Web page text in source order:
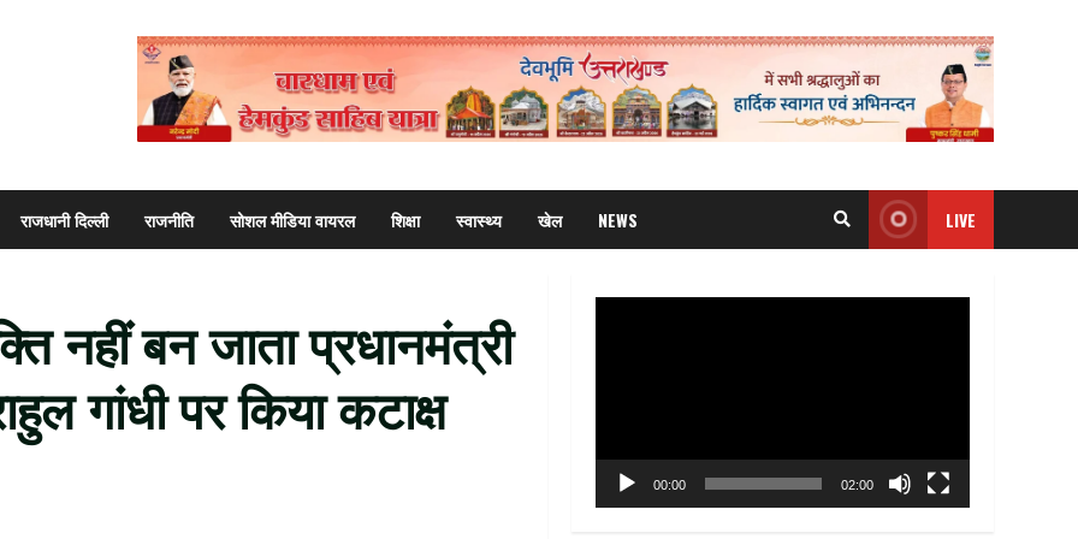
राजधानी दिल्ली राजनीति सोशल मीडिया वायरल शिक्षा स्वास्थ्य खेल NEWS LIVE
नहीं बन जाता प्रधानमंत्री
गांधी पर किया कटाक्ष
00:00 02:00